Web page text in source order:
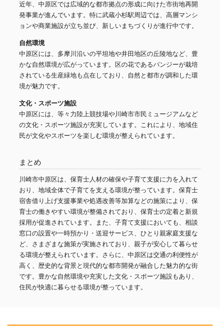
近年、中原区では広域的な都市拠点の形成に向けた市街地再開
発事業が進んでいます。特に武蔵小杉駅周辺では、高層マンシ
ョンや商業施設が立ち並び、新しいまちづくりが進行中です。
自然環境
中原区には、多摩川沿いの平坦地や井田地区の丘陵地など、豊
かな自然環境が広がっています。区の花であるパンジーが栽培
されている生産緑地も点在しており、自然と都市が調和した環
境が魅力です。
文化・スポーツ施設
中原区には、等々力陸上競技場や川崎市市民ミュージアムなど
の文化・スポーツ施設が充実しています。これにより、地域住
民が文化やスポーツを楽しむ環境が整えられています。
まとめ
川崎市中原区は、保育士人材の確保や子育て支援に力を入れて
おり、地域全体で子育てを支える環境が整っています。保育士
宿舎借り上げ支援事業や処遇改善等加算などの施策により、保
育士の働きやすい環境が整備されており、保育士の定着と新規
採用が促進されています。また、子育て支援においても、相談
窓口の設置や一時預かり・送迎サービス、ひとり親家庭支援な
ど、さまざまな施策が実施されており、親子が安心して暮らせ
る環境が整えられています。さらに、中原区は交通の利便性が
高く、歴史的な背景と現代的な都市開発が融合した魅力的な街
です。豊かな自然環境や充実した文化・スポーツ施設もあり、
住民が快適に暮らせる環境が整っています。